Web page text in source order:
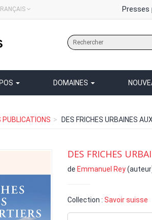
Presses
DOMAINES
DES FRICHES URBAINES
DES FRICHES
de Emmanuel Rey
Collection : Savoir suisse